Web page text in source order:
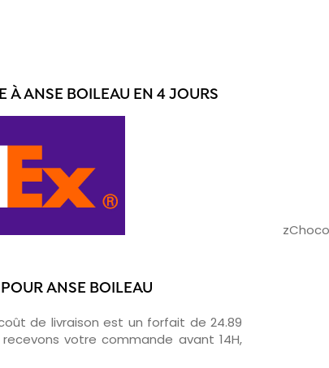
À ANSE BOILEAU EN 4 JOURS
ANSE BOILEAU
de livraison est un forfait de 24.89
recevons votre commande avant 14H,